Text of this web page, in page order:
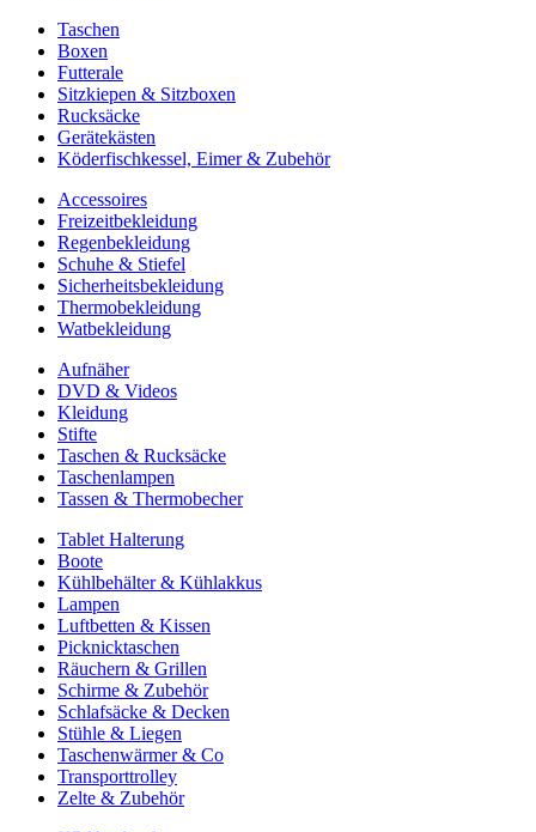
Taschen
Boxen
Futterale
Sitzkiepen & Sitzboxen
Rucksäcke
Gerätekästen
Köderfischkessel, Eimer & Zubehör
Accessoires
Freizeitbekleidung
Regenbekleidung
Schuhe & Stiefel
Sicherheitsbekleidung
Thermobekleidung
Watbekleidung
Aufnäher
DVD & Videos
Kleidung
Stifte
Taschen & Rucksäcke
Taschenlampen
Tassen & Thermobecher
Tablet Halterung
Boote
Kühlbehälter & Kühlakkus
Lampen
Luftbetten & Kissen
Picknicktaschen
Räuchern & Grillen
Schirme & Zubehör
Schlafsäcke & Decken
Stühle & Liegen
Taschenwärmer & Co
Transporttrolley
Zelte & Zubehör